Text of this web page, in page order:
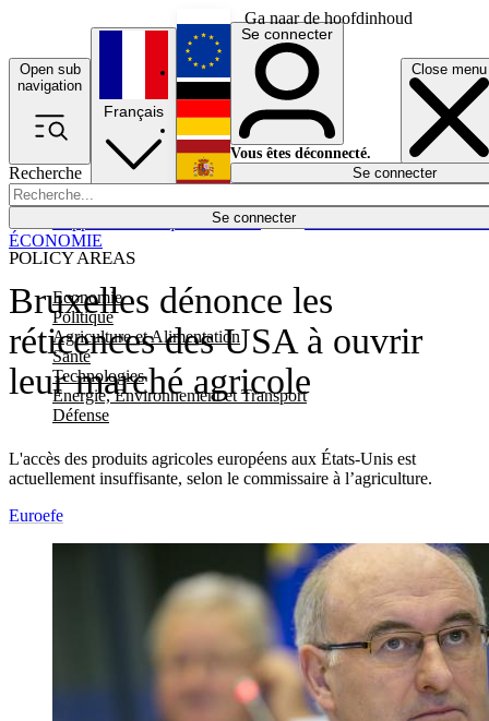
Ga naar de hoofdinhoud
Open sub
navigation
Close menu
Recherche
Se connecter
POLICY AREAS
Economie
Politique
Agriculture et Alimentation
Santé
Technologies
Energie, Environnement et Transport
Défense
Économie
Français
English
Deutsch
Español
Se connecter
Vous êtes déconnecté.
Se connecter
Bruxelles dénonce les
réticences des USA à ouvrir
leur marché agricole
L'accès des produits agricoles européens aux États-Unis est
actuellement insuffisante, selon le commissaire à l’agriculture.
ÉCONOMIE
Euroefe